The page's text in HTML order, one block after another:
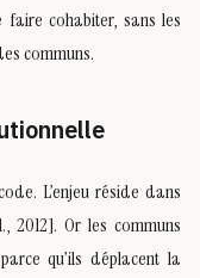
faire cohabiter, sans les
communs.
L’enjeu réside dans
2012]. Or les communs
qu’ils déplacent la